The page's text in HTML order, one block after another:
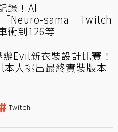
錄！AI
Neuro-sama」Twitch
衝到126等
Evil新衣裝設計比賽！
本人挑出最終實裝版本
Twitch